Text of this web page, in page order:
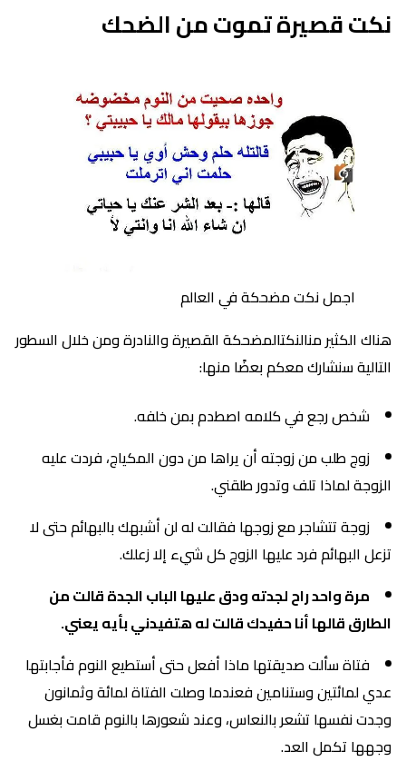
نكت قصيرة تموت من الضحك
اجمل نكت مضحكة في العالم
هناك الكثير منالنكتالمضحكة القصيرة والنادرة ومن خلال السطور
التالية سنشارك معكم بعضًا منها:
شخص رجع في كلامه اصطدم بمن خلفه.
زوج طلب من زوجته أن يراها من دون المكياج، فردت عليه
الزوجة لماذا تلف وتدور طلقني.
زوجة تتشاجر مع زوجها فقالت له لن أشبهك بالبهائم حتى لا
تزعل البهائم فرد عليها الزوج كل شيء إلا زعلك.
مرة واحد راح لجدته ودق عليها الباب الجدة قالت من
الطارق قالها أنا حفيدك قالت له هتفيدني بأيه يعني.
فتاة سألت صديقتها ماذا أفعل حتى أستطيع النوم فأجابتها
عدي لمائتين وستنامين فعندما وصلت الفتاة لمائة وثمانون
وجدت نفسها تشعر بالنعاس، وعند شعورها بالنوم قامت بغسل
وجهها تكمل العد.